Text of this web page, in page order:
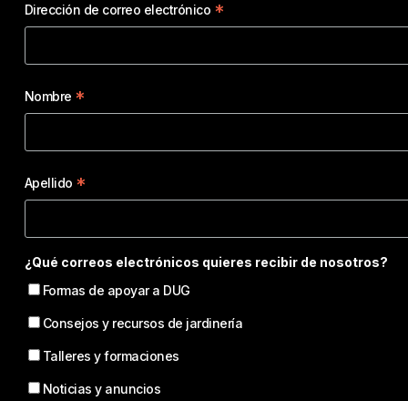
Dirección de correo electrónico *
Nombre *
Apellido *
¿Qué correos electrónicos quieres recibir de nosotros?
Formas de apoyar a DUG
Consejos y recursos de jardinería
Talleres y formaciones
Noticias y anuncios